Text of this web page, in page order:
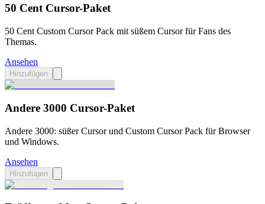
50 Cent Cursor-Paket
50 Cent Custom Cursor Pack mit süßem Cursor für Fans des
Themas.
Ansehen
Hinzufügen
Andere 3000 Cursor-Paket
Andere 3000: süßer Cursor und Custom Cursor Pack für Browser
und Windows.
Ansehen
Hinzufügen